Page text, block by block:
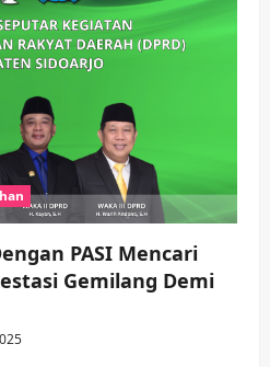
PASI Mencari
Gemilang Demi